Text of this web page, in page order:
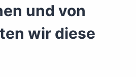
und von
wir diese